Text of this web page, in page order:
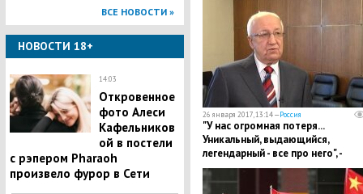
ВСЕ НОВОСТИ »
НОВОСТИ 18+
14:03
Откровенное
фото Алеси
Кафельников
ой в постели
с рэпером Pharaoh
произвело фурор в Сети
26 января 2017, 13:14 —Россия
"У нас огромная потеря...
Уникальный, выдающийся,
легендарный - все про него", -
Захарова о смерти посла РФ в
Индии